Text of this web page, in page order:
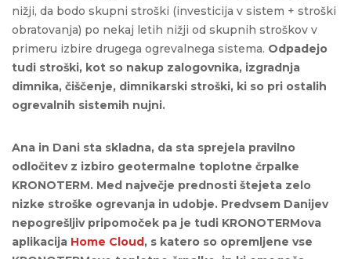
nižji, da bodo skupni stroški (investicija v sistem + stroški
obratovanja) po nekaj letih nižji od skupnih stroškov v
primeru izbire drugega ogrevalnega sistema. Odpadejo
tudi stroški, kot so nakup zalogovnika, izgradnja
dimnika, čiščenje, dimnikarski stroški, ki so pri ostalih
ogrevalnih sistemih nujni.
Ana in Dani sta skladna, da sta sprejela pravilno
odločitev z izbiro geotermalne toplotne črpalke
KRONOTERM. Med največje prednosti štejeta zelo
nizke stroške ogrevanja in udobje. Predvsem Danijev
nepogrešljiv pripomoček pa je tudi KRONOTERMova
aplikacija Home Cloud , s katero so opremljene vse